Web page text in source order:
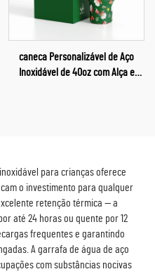
caneca Personalizável de Aço
Inoxidável de 40oz com Alça e
para crianças oferece
o investimento para qualquer
retenção térmica — a
até 24 horas ou quente por 12
frequentes e garantindo
A garrafa de água de aço
com substâncias nocivas